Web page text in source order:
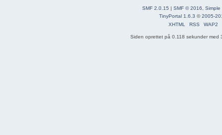
SMF 2.0.15 | SMF © 2016
Simple
TinyPortal 1.6.3 ©2005-
XHTML
RSS WAP2
Siden oprettet på 0.118 sekunder med